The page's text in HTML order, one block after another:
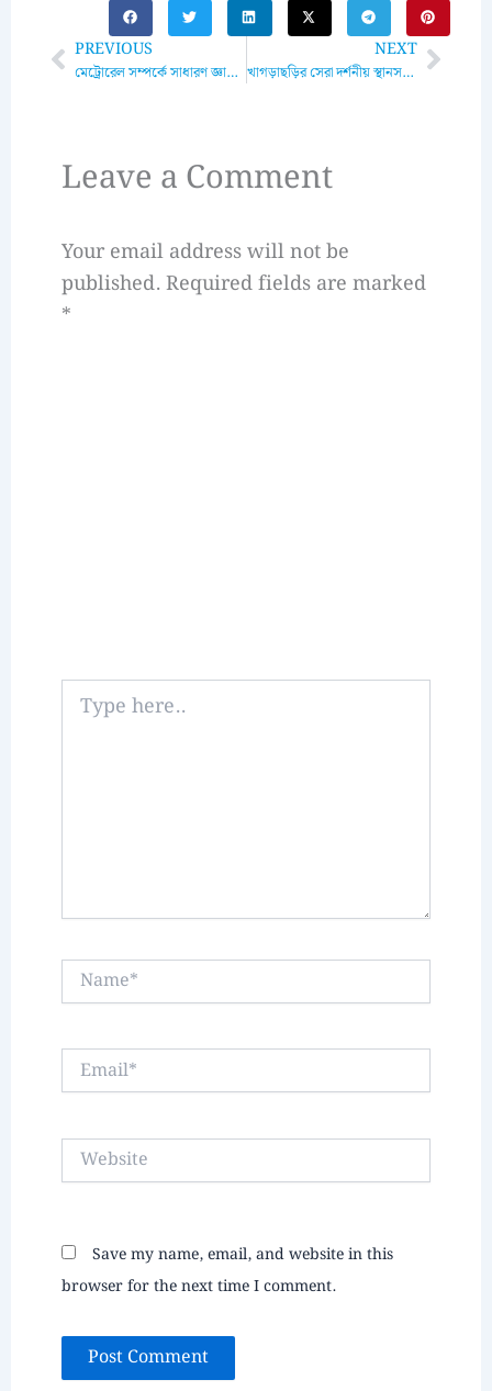
Prev
PREVIOUS
মেট্রোরেল সম্পর্কে সাধারণ জ্ঞান: ঢাকার পরিবহন ব্যবস্থায় একটি যুগান্তকারী পদক্ষেপ
NEXT
খাগড়াছড়ির সেরা দর্শনীয় স্থানসমূহ: প্রকৃতির সৌন্দর্যের নিখুঁত মেলবন্ধনNext
Leave a Comment
Your email address will not be
published. Required fields are marked
*
Type
here..
Name*
Email*
Website
Save my name, email, and website in this
browser for the next time I comment.